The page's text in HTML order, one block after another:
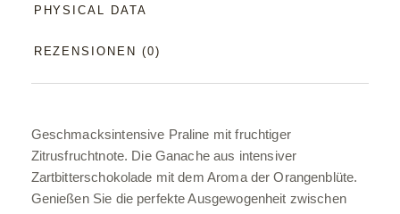
PHYSICAL DATA
REZENSIONEN (0)
Geschmacksintensive Praline mit fruchtiger
Zitrusfruchtnote. Die Ganache aus intensiver
Zartbitterschokolade mit dem Aroma der Orangenblüte.
Genießen Sie die perfekte Ausgewogenheit zwischen